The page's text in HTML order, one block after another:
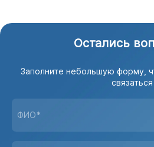
Остались
Заполните небольшую форму,
связаться